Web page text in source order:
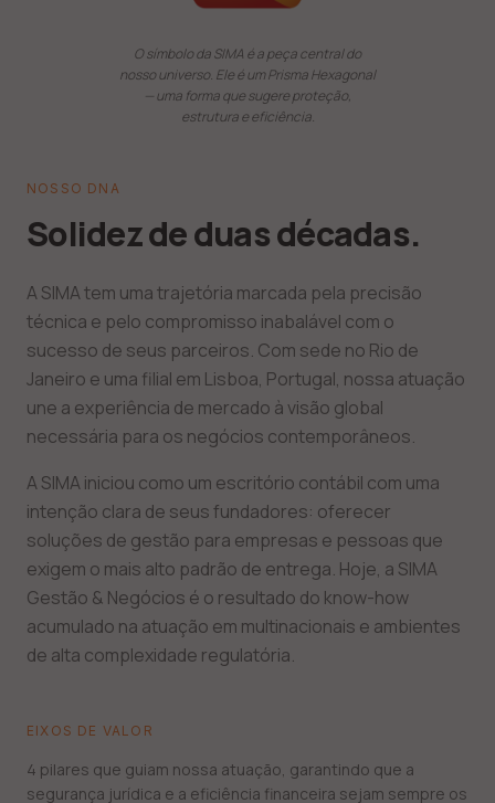
O símbolo da SIMA é a peça central do
nosso universo. Ele é um Prisma Hexagonal
— uma forma que sugere proteção,
estrutura e eficiência.
NOSSO DNA
Solidez de duas décadas.
A SIMA tem uma trajetória marcada pela precisão
técnica e pelo compromisso inabalável com o
sucesso de seus parceiros. Com sede no Rio de
Janeiro e uma filial em Lisboa, Portugal, nossa atuação
une a experiência de mercado à visão global
necessária para os negócios contemporâneos.
A SIMA iniciou como um escritório contábil com uma
intenção clara de seus fundadores: oferecer
soluções de gestão para empresas e pessoas que
exigem o mais alto padrão de entrega. Hoje, a SIMA
Gestão & Negócios é o resultado do know-how
acumulado na atuação em multinacionais e ambientes
de alta complexidade regulatória.
EIXOS DE VALOR
4 pilares que guiam nossa atuação, garantindo que a
segurança jurídica e a eficiência financeira sejam sempre os